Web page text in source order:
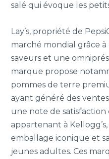
salé qui évoque les
Lay’s, propriété de
marché mondial grâce
saveurs et une
marque propose
pommes de terre
ayant généré des
une note de satisfaction
appartenant à
emballage iconique et
jeunes adultes. Ces